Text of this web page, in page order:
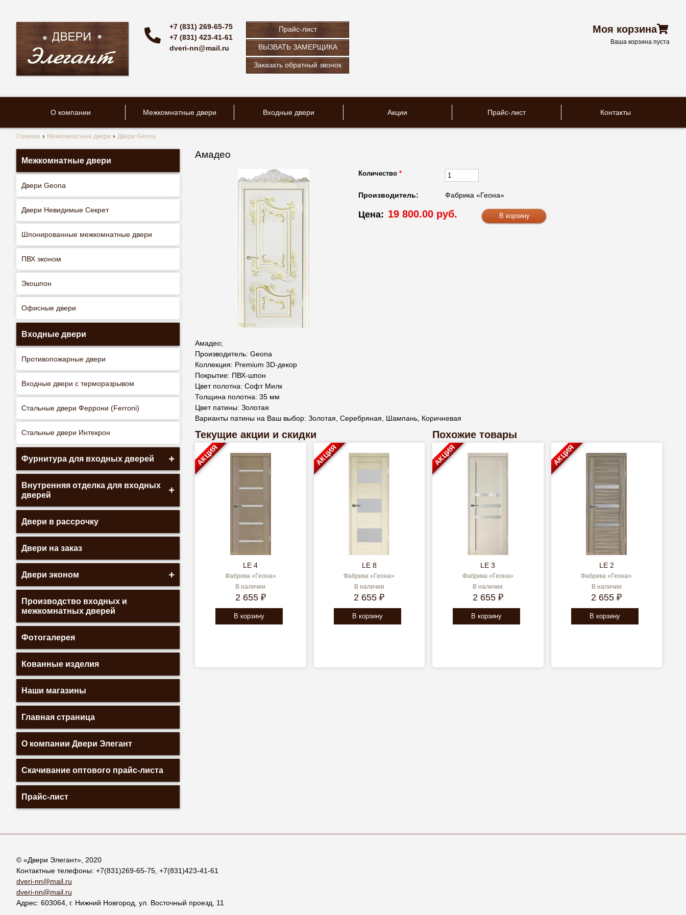
+7 (831) 269-65-75
+7 (831) 423-41-61
dveri-nn@mail.ru
Прайс-лист
ВЫЗВАТЬ ЗАМЕРЩИКА
Заказать обратный звонок
Моя корзина
Ваша корзина пуста
О компании Межкомнатные двери Входные двери Акции Прайс-лист Контакты
Главная Межкомнатные двери Двери Geona
Межкомнатные двери
Двери Geona
Двери Невидимые Секрет
Шпонированные межкомнатные двери
ПВХ эконом
Экошпон
Офисные двери
Входные двери
Противопожарные двери
Входные двери с терморазрывом
Стальные двери Феррони (Ferroni)
Стальные двери Интекрон
Фурнитура для входных дверей
Внутренняя отделка для входных
дверей
Двери в рассрочку
Двери на заказ
Двери эконом
Производство входных и
межкомнатных дверей
Фотогалерея
Кованные изделия
Наши магазины
Главная страница
О компании Двери Элегант
Скачивание оптового прайс-листа
Прайс-лист
Амадео
Количество *
Производитель: Фабрика «Геона»
Цена: 19 800.00 руб.
Амадео;
Производитель: Geona
Коллекция: Premium 3D-декор
Покрытие: ПВХ-шпон
Цвет полотна: Софт Милк
Толщина полотна: 35 мм
Цвет патины: Золотая
Варианты патины на Ваш выбор: Золотая, Серебряная, Шампань, Коричневая
Текущие акции и скидки
LE 4
Фабрика «Геона»
В наличии
2 655 ₽
В корзину
АКЦИЯ
LE 8
Фабрика «Геона»
В наличии
2 655 ₽
В корзину
АКЦИЯ
Похожие товары
LE 3
Фабрика «Геона»
В наличии
2 655 ₽
В корзину
АКЦИЯ
LE 2
Фабрика «Геона»
В наличии
2 655 ₽
В корзину
АКЦИЯ
© «Двери Элегант», 2020
Контактные телефоны: +7(831)269-65-75 +7(831)423-41-61
dveri-nn@mail.ru
dveri-nn@mail.ru
Адрес: 603064 , г. Нижний Новгород ул. Восточный проезд, 11